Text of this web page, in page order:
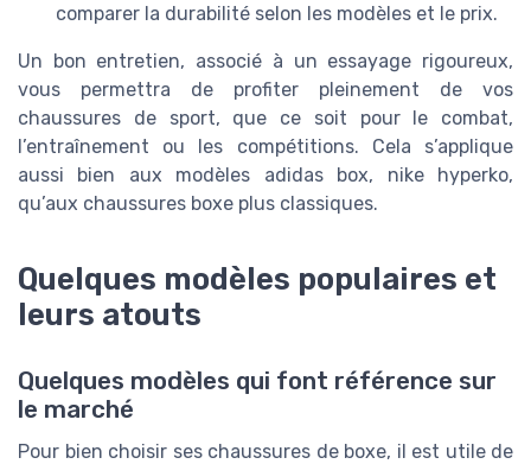
comparer la durabilité selon les modèles et le prix.
Un bon entretien, associé à un essayage rigoureux,
vous permettra de profiter pleinement de vos
chaussures de sport, que ce soit pour le combat,
l’entraînement ou les compétitions. Cela s’applique
aussi bien aux modèles adidas box, nike hyperko,
qu’aux chaussures boxe plus classiques.
Quelques modèles populaires et
leurs atouts
Quelques modèles qui font référence sur
le marché
Pour bien choisir ses chaussures de boxe, il est utile de